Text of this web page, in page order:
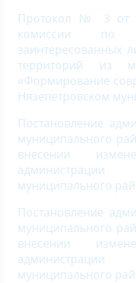
Протокол № 3 от
комиссии по
заинтересованных
территорий из
«Формирование
Нязепетровском
Постановление
муниципального
внесении
муниципального
Постановление
муниципального
внесении
муниципального